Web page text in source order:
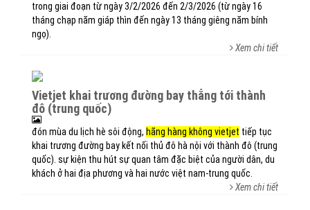
trong giai đoạn từ ngày 3/2/2026 đến 2/3/2026 (từ ngày 16
tháng chạp năm giáp thìn đến ngày 13 tháng giêng năm bính
ngọ).
Xem chi tiết
vietjet khai trương đường bay thẳng tới thành
đô (trung quốc)
đón mùa du lịch hè sôi động, hãng hàng không vietjet tiếp tục
khai trương đường bay kết nối thủ đô hà nội với thành đô (trung
quốc). sự kiện thu hút sự quan tâm đặc biệt của người dân, du
khách ở hai địa phương và hai nước việt nam-trung quốc.
Xem chi tiết